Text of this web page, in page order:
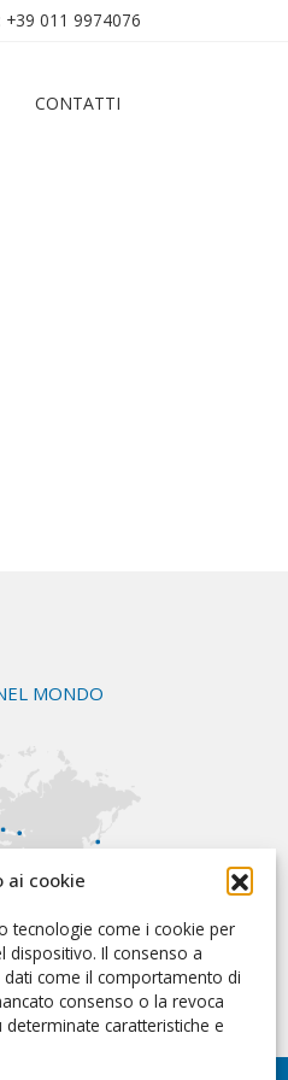
ai cookie
tecnologie come i cookie per
dispositivo. Il consenso a
come il comportamento di
consenso o la revoca
caratteristiche e
+39 011 9974076
CONTATTI
MONDO